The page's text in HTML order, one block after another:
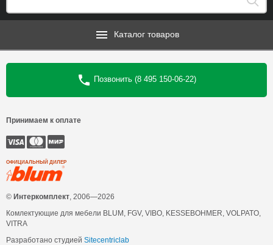
Каталог товаров
Позвонить (8 495 150-06-22)
Принимаем к оплате
ОФИЦИАЛЬНЫЙ ДИЛЕР
© Интеркомплект , 2006—2026
Комлектующие для мебели BLUM, FGV, VIBO, KESSEBOHMER, VOLPATO,
VITRA
Разработано студией Sitecentriclab